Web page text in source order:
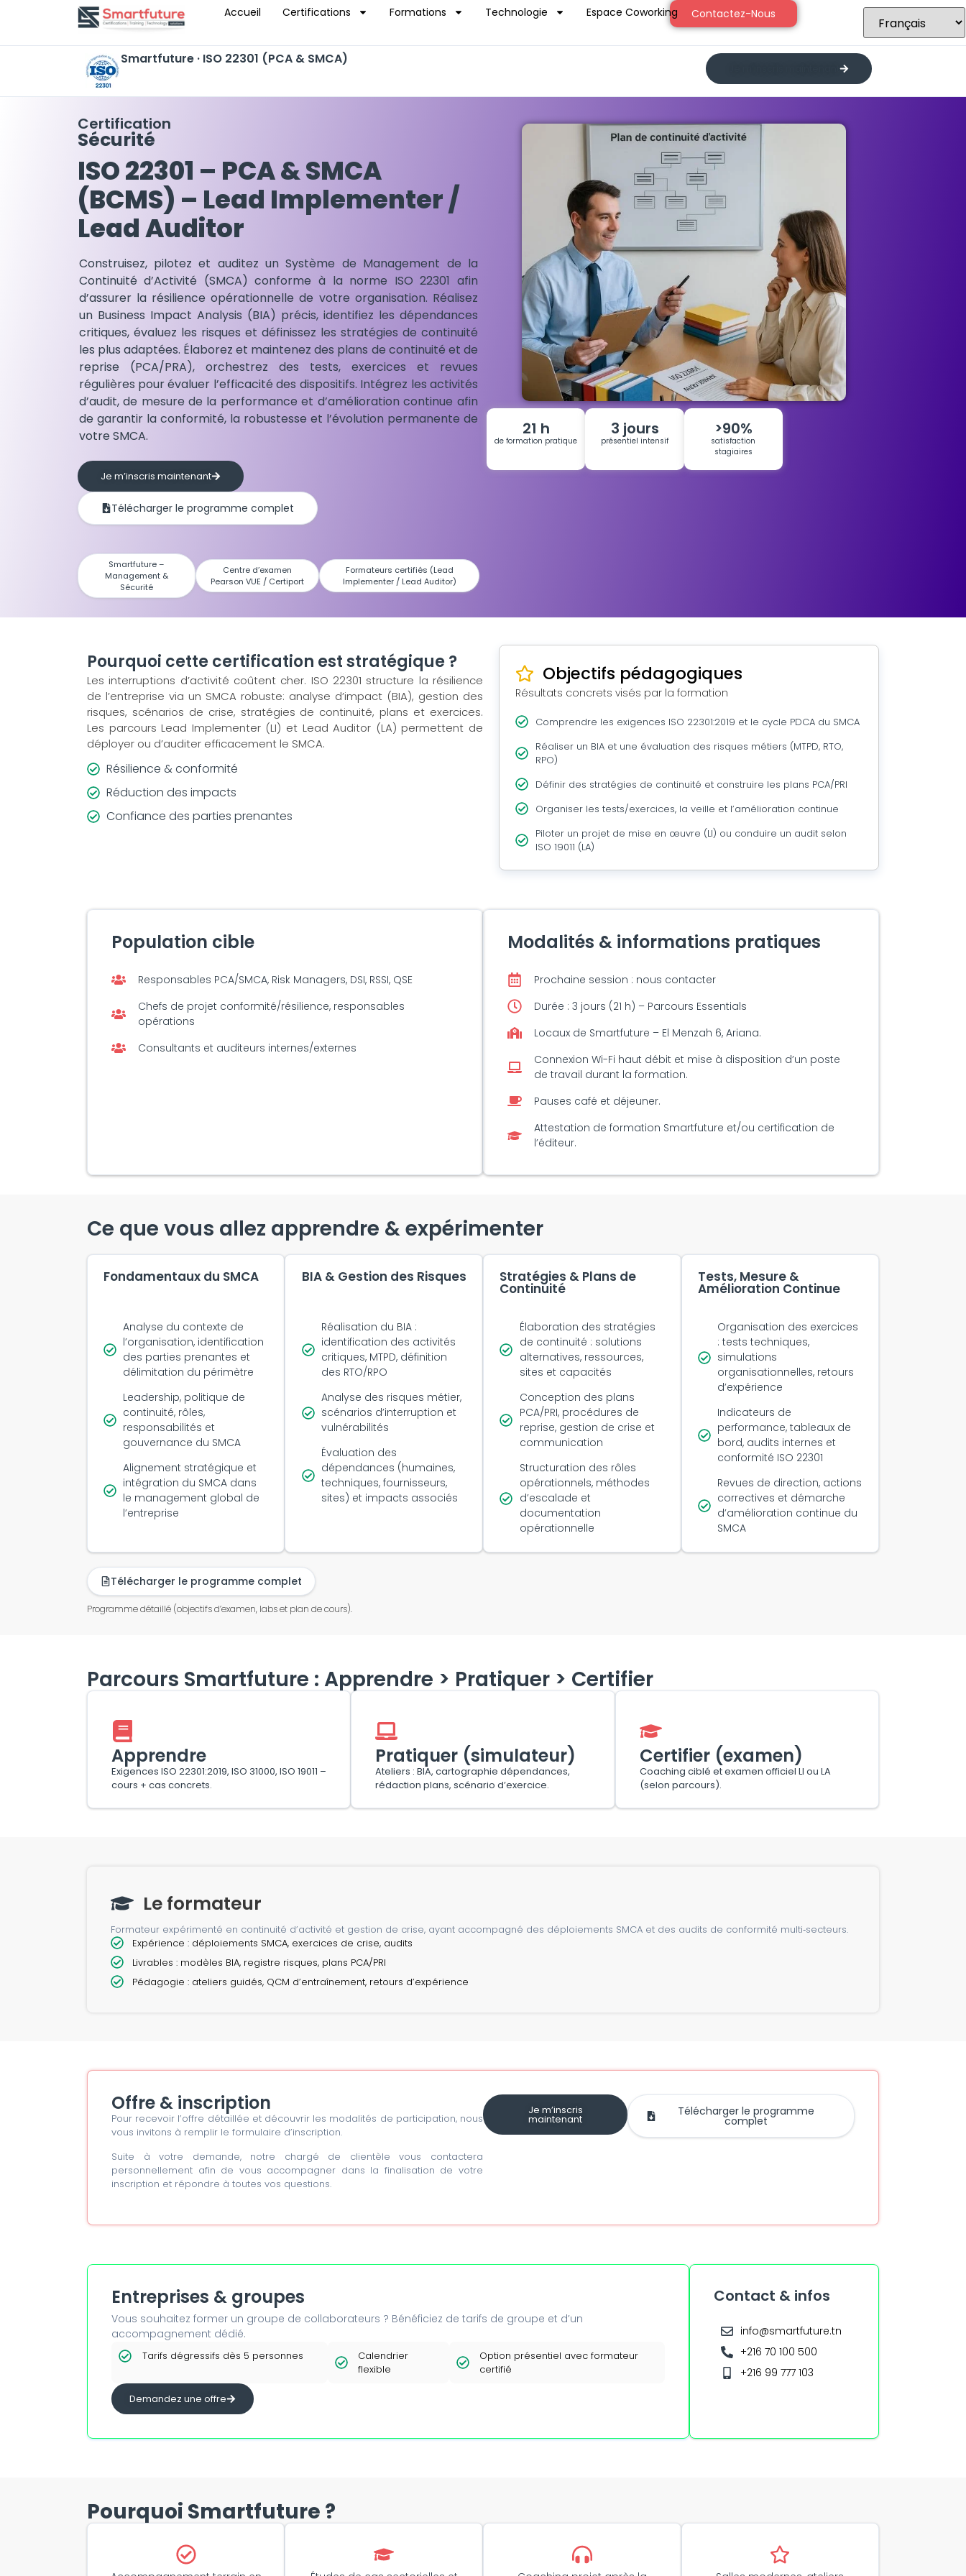
Accueil Certifications Formations Technologie Espace Coworking Contactez-Nous
Smartfuture · ISO 22301 (PCA & SMCA)
Je m’inscris maintenant
Certification
Sécurité
ISO 22301 – PCA & SMCA
(BCMS) – Lead Implementer /
Lead Auditor
Construisez, pilotez et auditez un Système de Management de la
Continuité d’Activité (SMCA) conforme à la norme ISO 22301 afin
d’assurer la résilience opérationnelle de votre organisation. Réalisez
un Business Impact Analysis (BIA) précis, identifiez les dépendances
critiques, évaluez les risques et définissez les stratégies de continuité
les plus adaptées. Élaborez et maintenez des plans de continuité et de
reprise (PCA/PRA), orchestrez des tests, exercices et revues
régulières pour évaluer l’efficacité des dispositifs. Intégrez les activités
d’audit, de mesure de la performance et d’amélioration continue afin
de garantir la conformité, la robustesse et l’évolution permanente de
votre SMCA.
Je m’inscris maintenant
Télécharger le programme complet
Smartfuture –
Management &
Sécurité
Centre d’examen
Pearson VUE / Certiport
Formateurs certifiés (Lead
Implementer / Lead Auditor)
21 h
de formation pratique
3 jours
présentiel intensif
>90%
satisfaction
stagiaires
Pourquoi cette certification est stratégique ?
Les interruptions d’activité coûtent cher. ISO 22301 structure la résilience
de l’entreprise via un SMCA robuste: analyse d’impact (BIA), gestion des
risques, scénarios de crise, stratégies de continuité, plans et exercices.
Les parcours Lead Implementer (LI) et Lead Auditor (LA) permettent de
déployer ou d’auditer efficacement le SMCA.
Résilience & conformité
Réduction des impacts
Confiance des parties prenantes
Objectifs pédagogiques
Résultats concrets visés par la formation
Comprendre les exigences ISO 22301:2019 et le cycle PDCA du SMCA
Réaliser un BIA et une évaluation des risques métiers (MTPD, RTO,
RPO)
Définir des stratégies de continuité et construire les plans PCA/PRI
Organiser les tests/exercices, la veille et l’amélioration continue
Piloter un projet de mise en œuvre (LI) ou conduire un audit selon
ISO 19011 (LA)
Population cible
Responsables PCA/SMCA, Risk Managers, DSI, RSSI, QSE
Chefs de projet conformité/résilience, responsables
opérations
Consultants et auditeurs internes/externes
Modalités & informations pratiques
Prochaine session : nous contacter
Durée : 3 jours (21 h) – Parcours Essentials
Locaux de Smartfuture – El Menzah 6, Ariana.
Connexion Wi-Fi haut débit et mise à disposition d’un poste
de travail durant la formation.
Pauses café et déjeuner.
Attestation de formation Smartfuture et/ou certification de
l’éditeur.
Ce que vous allez apprendre & expérimenter
Fondamentaux du SMCA
Analyse du contexte de
l’organisation, identification
des parties prenantes et
délimitation du périmètre
Leadership, politique de
continuité, rôles,
responsabilités et
gouvernance du SMCA
Alignement stratégique et
intégration du SMCA dans
le management global de
l’entreprise
BIA & Gestion des Risques
Réalisation du BIA :
identification des activités
critiques, MTPD, définition
des RTO/RPO
Analyse des risques métier,
scénarios d’interruption et
vulnérabilités
Évaluation des
dépendances (humaines,
techniques, fournisseurs,
sites) et impacts associés
Stratégies & Plans de
Continuité
Élaboration des stratégies
de continuité : solutions
alternatives, ressources,
sites et capacités
Conception des plans
PCA/PRI, procédures de
reprise, gestion de crise et
communication
Structuration des rôles
opérationnels, méthodes
d’escalade et
documentation
opérationnelle
Tests, Mesure &
Amélioration Continue
Organisation des exercices
: tests techniques,
simulations
organisationnelles, retours
d’expérience
Indicateurs de
performance, tableaux de
bord, audits internes et
conformité ISO 22301
Revues de direction, actions
correctives et démarche
d’amélioration continue du
SMCA
Télécharger le programme complet
Programme détaillé (objectifs d’examen, labs et plan de cours).
Parcours Smartfuture : Apprendre > Pratiquer > Certifier
Apprendre
Exigences ISO 22301:2019, ISO 31000, ISO 19011 –
cours + cas concrets.
Pratiquer (simulateur)
Ateliers : BIA, cartographie dépendances,
rédaction plans, scénario d’exercice.
Certifier (examen)
Coaching ciblé et examen officiel LI ou LA
(selon parcours).
Le formateur
Formateur expérimenté en continuité d’activité et gestion de crise, ayant accompagné des déploiements SMCA et des audits de conformité multi‑secteurs.
Expérience : déploiements SMCA, exercices de crise, audits
Livrables : modèles BIA, registre risques, plans PCA/PRI
Pédagogie : ateliers guidés, QCM d’entraînement, retours d’expérience
Offre & inscription
Pour recevoir l’offre détaillée et découvrir les modalités de participation, nous
vous invitons à remplir le formulaire d’inscription.
Suite à votre demande, notre chargé de clientèle vous contactera
personnellement afin de vous accompagner dans la finalisation de votre
inscription et répondre à toutes vos questions.
Je m’inscris
maintenant
Télécharger le programme
complet
Entreprises & groupes
Vous souhaitez former un groupe de collaborateurs ? Bénéficiez de tarifs de groupe et d’un
accompagnement dédié.
Tarifs dégressifs dès 5 personnes
Calendrier
flexible
Option présentiel avec formateur
certifié
Demandez une offre
Contact & infos
info@smartfuture.tn
+216 70 100 500
+216 99 777 103
Pourquoi Smartfuture ?